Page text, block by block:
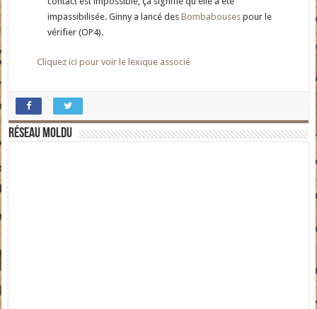
impassibilisée. Ginny a lancé desBombabouses pour le
vérifier (OP4).
Cliquez ici pour voir le lexique associé
Réseau moldu